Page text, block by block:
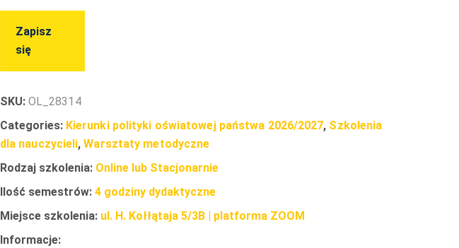
Zapisz
się
SKU: OL_28314
Categories: Kierunki polityki oświatowej państwa 2026/2027, Szkolenia
dla nauczycieli,Warsztaty metodyczne
Rodzaj szkolenia: Online lub Stacjonarnie
Ilość semestrów: 4 godziny dydaktyczne
Miejsce szkolenia: ul. H. Kołłątaja 5/3B | platforma ZOOM
Informacje: